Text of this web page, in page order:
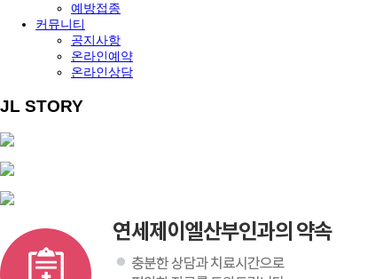
예방접종
커뮤니티
공지사항
온라인예약
온라인상담
JL STORY